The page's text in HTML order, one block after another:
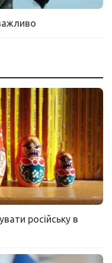
російську в